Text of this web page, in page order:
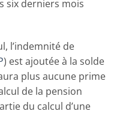
six derniers mois
l’indemnité de
) est ajoutée à la solde
plus aucune prime
de la pension
du calcul d’une